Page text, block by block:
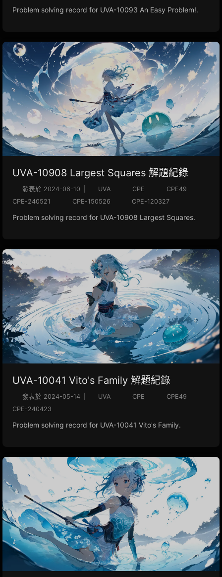
Problem solving record for UVA-10093 An Easy Problem!.
UVA-10908 Largest Squares 解題紀錄
發表於 2024-06-10 UVA CPE
CPE49
CPE-240521
CPE-150526 CPE-120327
Problem solving record for UVA-10908 Largest Squares.
UVA-10041 Vito's Family 解題紀錄
發表於 2024-05-14 UVA CPE
CPE49
CPE-240423
Problem solving record for UVA-10041 Vito's Family.